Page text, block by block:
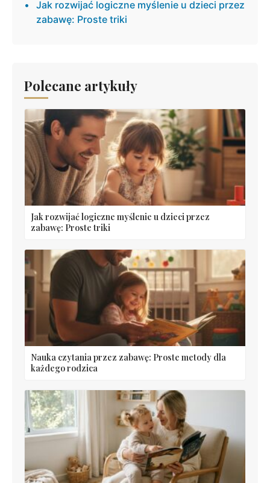
Jak rozwijać logiczne myślenie u dzieci przez
zabawę: Proste triki
Polecane artykuły
Jak rozwijać logiczne myślenie u dzieci przez
zabawę: Proste triki
Nauka czytania przez zabawę: Proste metody dla
każdego rodzica